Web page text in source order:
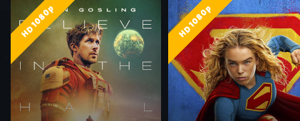
HD 1080p
HD 1080p